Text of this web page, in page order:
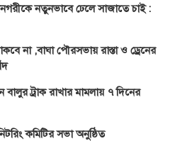
নতুনভাবে ঢেলে সাজাতে চাই :
না ,বাঘা পৌরসভায় রাস্তা ও ড্রেনের
বালুর ট্রাক রাখার মামলায় ৭ দিনের
কমিটির সভা অনুষ্ঠিত